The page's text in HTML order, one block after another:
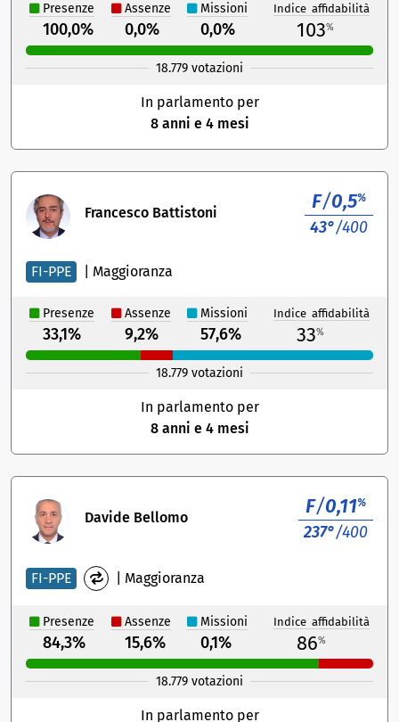
Presenze Assenze Missioni Indice affidabilità
100,0% 0,0% 0,0% 103%
18.779 votazioni
In parlamento per
8 anni e 4 mesi
Francesco Battistoni F/0,5%
43°/400
FI-PPE Maggioranza
Presenze Assenze Missioni Indice affidabilità
33,1% 9,2% 57,6% 33%
18.779 votazioni
In parlamento per
8 anni e 4 mesi
Davide Bellomo F/0,11%
237°/400
FI-PPE Maggioranza
Presenze Assenze Missioni Indice affidabilità
84,3% 15,6% 0,1% 86%
18.779 votazioni
In parlamento per